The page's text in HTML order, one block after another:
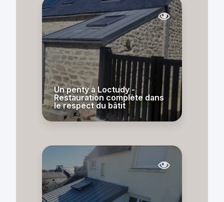
Un penty à Loctudy -
Restauration complète dans
le respect du bâtit